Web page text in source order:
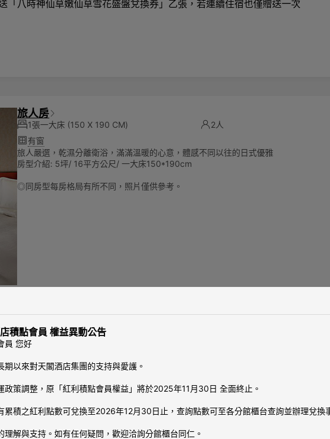
「八時神仙草嫩仙草雪花盛盤兌換券」乙張，若連續住宿也僅贈送一次
旅人房
1張一大床 (150 X 190 CM)
2人
有窗
旅人嚴選，乾濕分離衛浴，滿滿溫暖的心意，體感不同以往的日式優雅
房型介紹: 5坪/ 16平方公尺/ 一大床150*190cm
◎同房型每房格局有所不同，照片僅供參考。
雲典房
1張一大床 (150 X 190 CM)
玻璃磚層疊的光影，搭配奈米微氣泡滋潤，富饒歷史悠長的五條通窗景，典藏於繁華的
積點會員 權益異動公告
員 您好
期以來對天閣酒店集團的支持與愛護。
政策調整，原「紅利積點會員權益」將於2025年11月30日 全面終止。
累積之紅利點數可兌換至2026年12月30日止，查詢點數可至各分館櫃台查詢並辦理兌換
理解與支持。如有任何疑問，歡迎洽詢分館櫃台同仁。